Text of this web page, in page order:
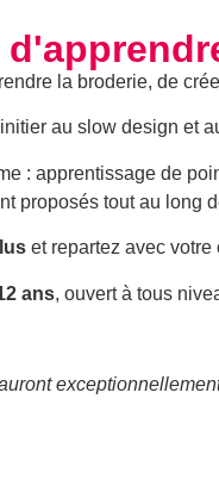
la broderie, de
au slow design et
: apprentissage de
proposés tout au long
et repartez avec
ans, ouvert à tous